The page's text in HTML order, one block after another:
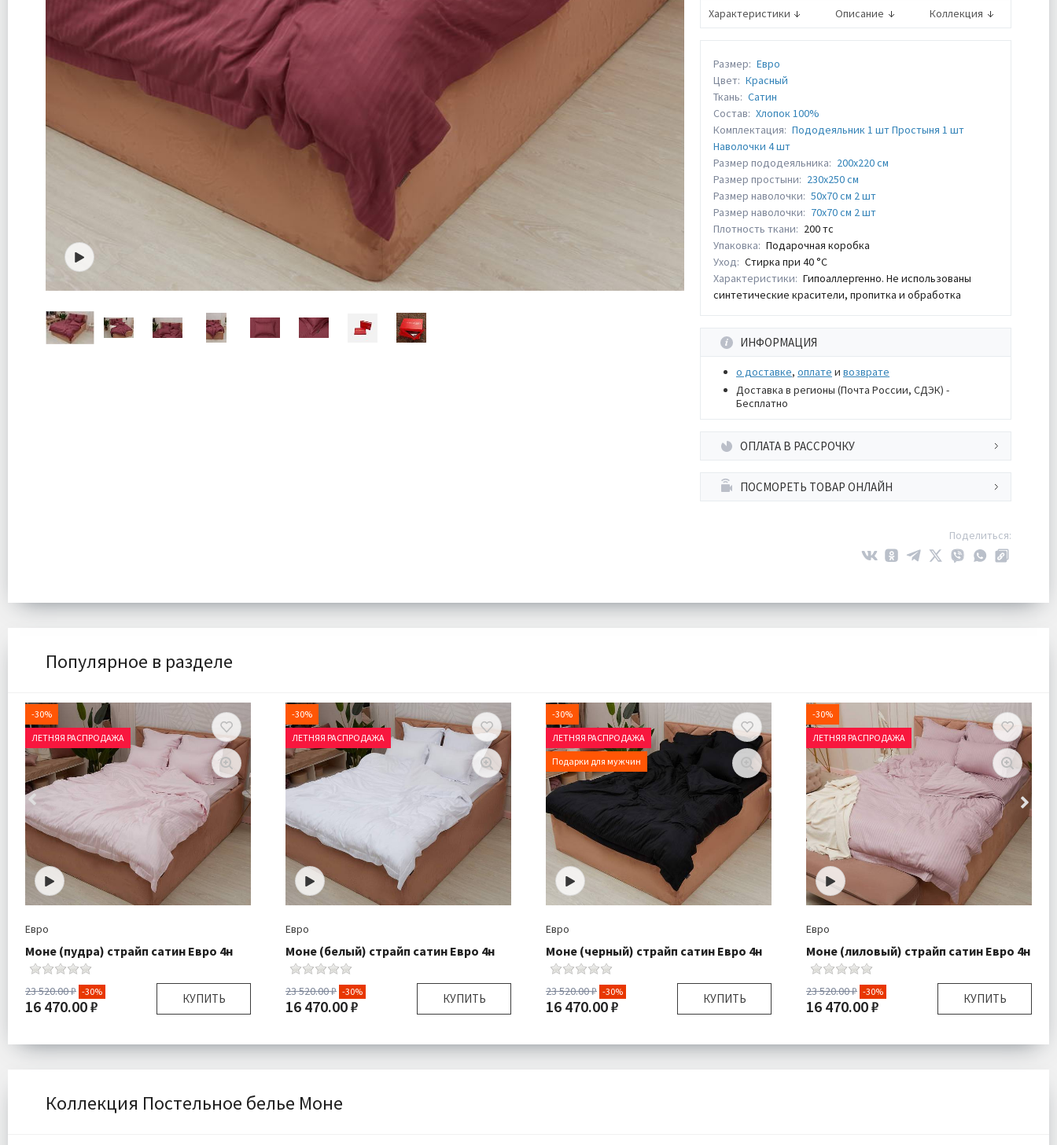
Характеристики Описание Коллекция
Размер: Евро
Цвет: Красный
Ткань: Сатин
Состав: Хлопок 100%
Комплектация: Пододеяльник 1 шт Простыня 1 шт
Наволочки 4 шт
Размер пододеяльника: 200х220 см
Размер простыни: 230х250 см
Размер наволочки: 50х70 см 2 шт
Размер наволочки: 70х70 см 2 шт
Плотность ткани: 200 тс
Упаковка: Подарочная коробка
Уход: Стирка при 40 °С
Характеристики: Гипоаллергенно. Не использованы
синтетические красители, пропитка и обработка
ИНФОРМАЦИЯ
о доставке, оплате и возврате
Доставка в регионы (Почта России, СДЭК) -
Бесплатно
ОПЛАТА В РАССРОЧКУ
ПОСМОРЕТЬ ТОВАР ОНЛАЙН
Поделиться:
Популярное в разделе
-30%
ЛЕТНЯЯ РАСПРОДАЖА
Евро
Моне (пудра) страйп сатин Евро 4н
23 520.00 ₽ -30%
16 470.00 ₽ КУПИТЬ
Размер:
Евро
Ткань:
Сатин
-30%
ЛЕТНЯЯ РАСПРОДАЖА
Евро
Моне (белый) страйп сатин Евро 4н
23 520.00 ₽ -30%
16 470.00 ₽ КУПИТЬ
Размер:
Евро
Ткань:
-30%
ЛЕТНЯЯ РАСПРОДАЖА
Подарки для мужчин
Евро
Моне (черный) страйп сатин Евро 4н
23 520.00 ₽ -30%
16 470.00 ₽ КУПИТЬ
Размер:
Евро
-30%
ЛЕТНЯЯ РАСПРОДАЖА
Евро
Моне (лиловый) страйп сатин Евро 4н
23 520.00 ₽ -30%
16 470.00 ₽ КУПИТЬ
Размер:
Евро
Коллекция Постельное белье Моне